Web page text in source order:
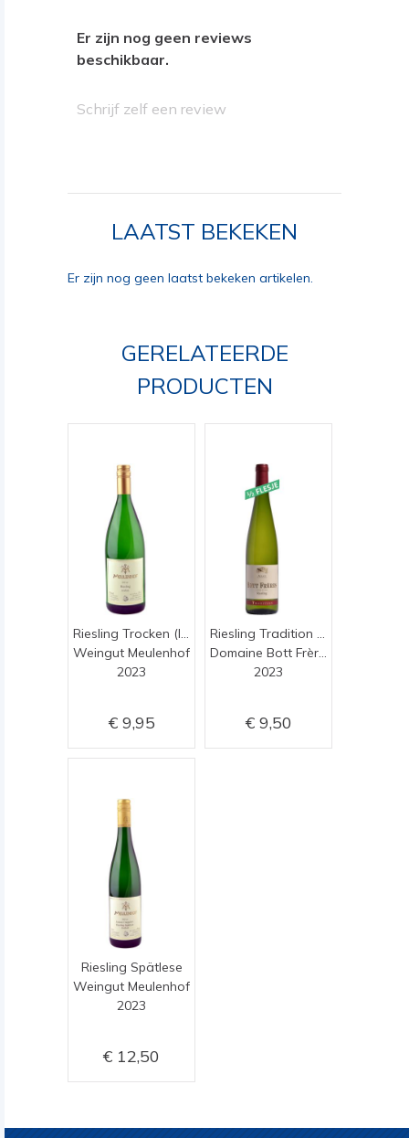
Er zijn nog geen reviews
beschikbaar.
Schrijf zelf een review
LAATST BEKEKEN
Er zijn nog geen laatst bekeken artikelen.
GERELATEERDE
PRODUCTEN
Weingut Meulenhof
2023
9,95
2023
9,50
Riesling Spätlese
Weingut Meulenhof
2023
12,50